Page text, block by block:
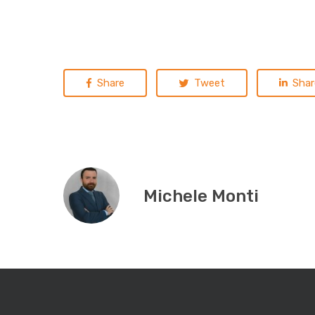
Share Tweet
Michele Monti